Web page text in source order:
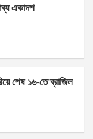
একাদশ
শেষ ১৬-তে ব্রাজিল